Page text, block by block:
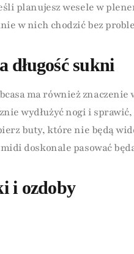
planujesz wesele w
w nich chodzić bez
długość sukni
ma również
wydłużyć nogi i
buty, które nie będą
doskonale pasować
i ozdoby